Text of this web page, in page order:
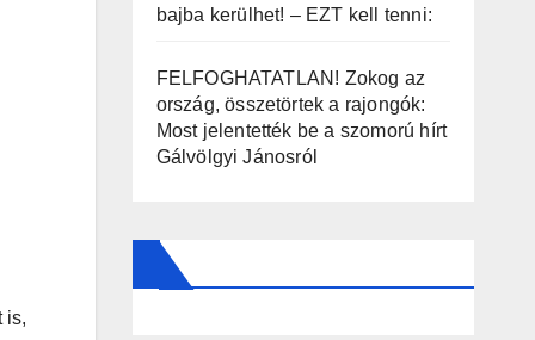
is,
bajba kerülhet! – EZT kell tenni:
FELFOGHATATLAN! Zokog az
ország, összetörtek a rajongók:
Most jelentették be a szomorú hírt
Gálvölgyi Jánosról